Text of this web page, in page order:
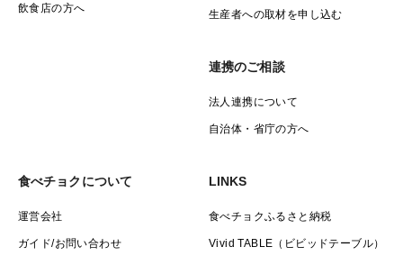
飲食店の方へ 生産者への取材を申し込む
連携のご相談
法人連携について
自治体・省庁の方へ
食べチョクについて
運営会社
ガイド/お問い合わせ
LINKS
食べチョクふるさと納税
Vivid TABLE（ビビッドテーブル）